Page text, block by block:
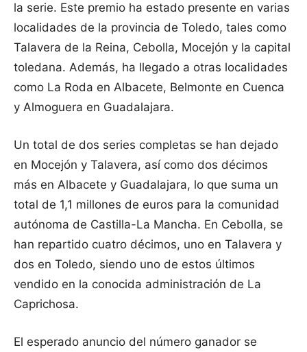
la serie. Este premio ha estado presente en varias
localidades de la provincia de Toledo, tales como
Talavera de la Reina, Cebolla, Mocejón y la capital
toledana. Además, ha llegado a otras localidades
como La Roda en Albacete, Belmonte en Cuenca
y Almoguera en Guadalajara.
Un total de dos series completas se han dejado
en Mocejón y Talavera, así como dos décimos
más en Albacete y Guadalajara, lo que suma un
total de 1,1 millones de euros para la comunidad
autónoma de Castilla-La Mancha. En Cebolla, se
han repartido cuatro décimos, uno en Talavera y
dos en Toledo, siendo uno de estos últimos
vendido en la conocida administración de La
Caprichosa.
El esperado anuncio del número ganador se